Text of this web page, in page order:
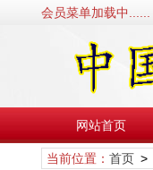
会员菜单加载中......
网站首页
当前位置： 首页>